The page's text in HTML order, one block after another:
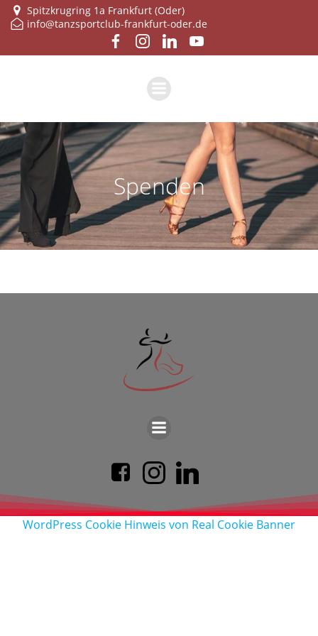
Zum
Inhalt
springen
Spitzkrugring 1a Frankfurt (Oder)
info@tanzsportclub-frankfurt-oder.de
Spen­den
WordPress Cookie Hinweis von Real Cookie Banner